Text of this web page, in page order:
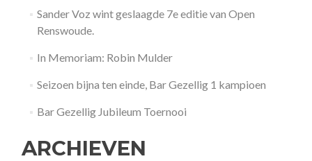
Sander Voz wint geslaagde 7e editie van Open
Renswoude.
In Memoriam: Robin Mulder
Seizoen bijna ten einde, Bar Gezellig 1 kampioen
Bar Gezellig Jubileum Toernooi
ARCHIEVEN